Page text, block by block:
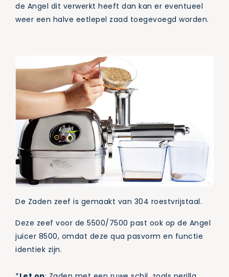
de Angel dit verwerkt heeft dan kan er eventueel
weer een halve eetlepel zaad toegevoegd worden.
De Zaden zeef is gemaakt van 304 roestvrijstaal.
Deze zeef voor de 5500/7500 past ook op de Angel
juicer 8500, omdat deze qua pasvorm en functie
identiek zijn.